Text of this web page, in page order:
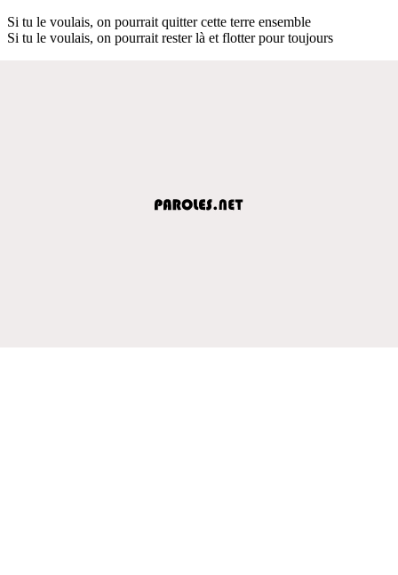
Si tu le voulais, on pourrait quitter cette terre ensemble
Si tu le voulais, on pourrait rester là et flotter pour toujours